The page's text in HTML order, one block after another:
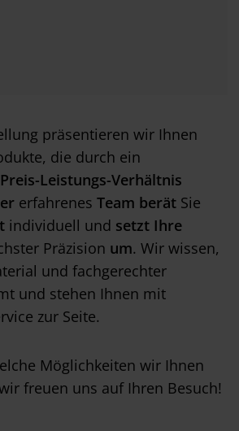
präsentieren wir Ihnen
die durch ein
Leistungs-Verhältnis
erfahrenes Team berät Sie
individuell und setzt Ihre
Präzision um. Wir wissen,
und fachgerechter
und stehen Ihnen mit
zur Seite.
Möglichkeiten wir Ihnen
freuen uns auf Ihren Besuch!